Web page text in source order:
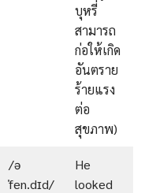
บุหรี่
สามารถ
ก่อให้เกิด
อันตราย
ร้ายแรง
ต่อ
สุขภาพ)
/ə
ˈfen.dɪd/
He
looked